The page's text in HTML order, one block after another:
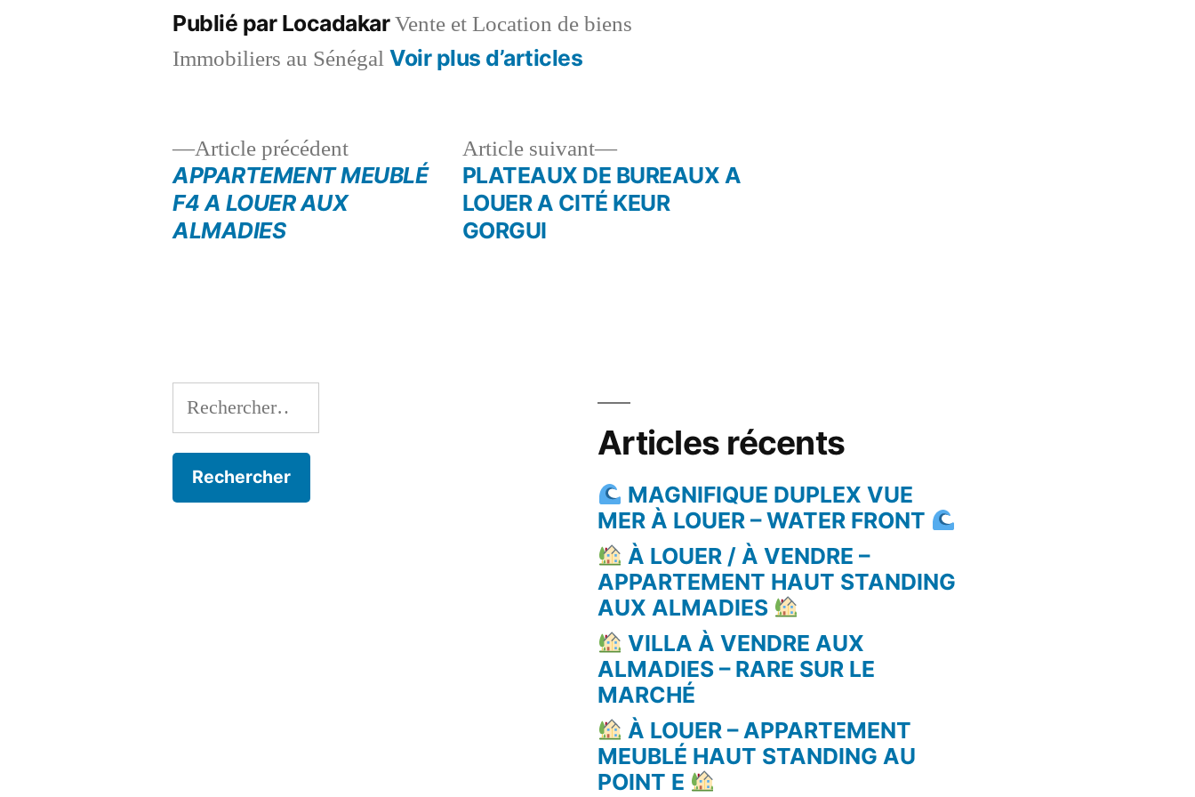
Publié par LocadakarVente et Location de biens
Immobiliers au SénégalVoir plus d’articles
Navigation
Article précédentArticle
précédent :
APPARTEMENT MEUBLÉ
F4 A LOUER AUX
ALMADIES
Article suivant
Article
suivant :
PLATEAUX DE BUREAUX A
LOUER A CITÉ KEUR
GORGUI
Rechercher :
Articles récents
MAGNIFIQUE DUPLEX VUE
MER À LOUER – WATER FRONT
À LOUER / À VENDRE –
APPARTEMENT HAUT STANDING
AUX ALMADIES
VILLA À VENDRE AUX
ALMADIES – RARE SUR LE
MARCHÉ
À LOUER – APPARTEMENT
MEUBLÉ HAUT STANDING AU
POINT E